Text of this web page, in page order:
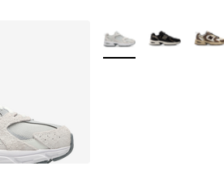
Plus de couleurs